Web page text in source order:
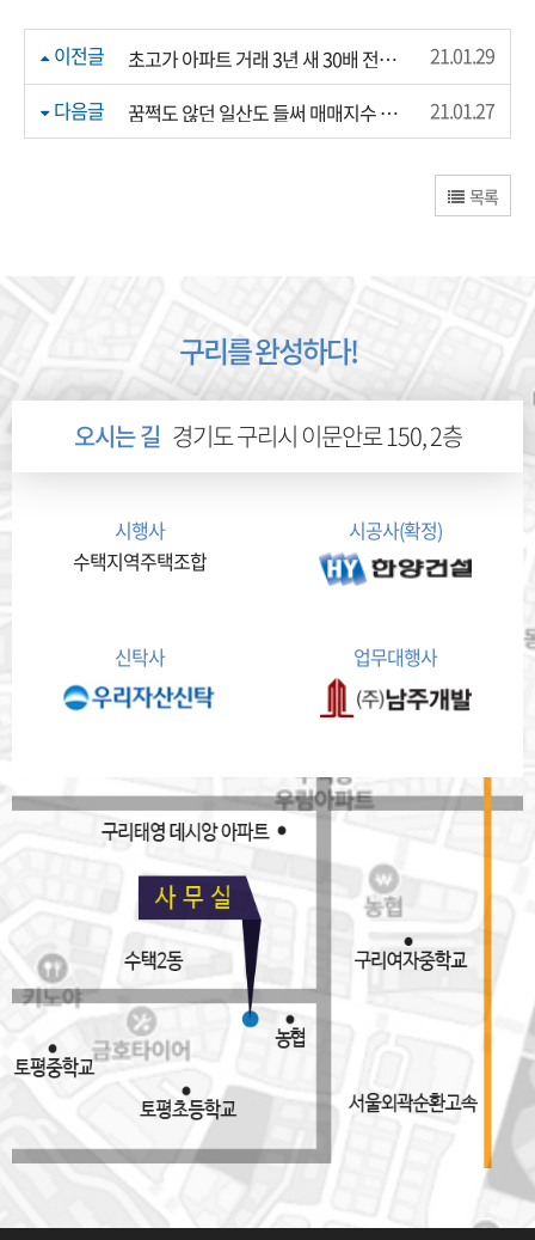
이전글 초고가 아파트 거래 3년 새 30배 전셋값도 1억 육박
21.01.29
다음글
꿈쩍도 않던 일산도 들써 매매지수 역대 최고 21.01.27
목록
구리를 완성하다!
오시는 길 경기도 구리시 이문안로 150, 2층
시행사
수택지역주택조합
시공사(확정)
신탁사 업무대행사